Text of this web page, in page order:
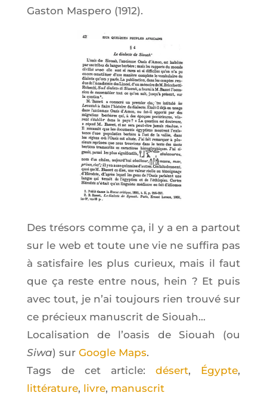
Gas­ton Mas­pe­ro (1912).
Des tré­sors comme ça, il y a en a par­tout
sur le web et toute une vie ne suf­fi­ra pas
à satis­faire les plus curieux, mais il faut
que ça reste entre nous, hein ? Et puis
avec tout, je n’ai tou­jours rien trou­vé sur
ce pré­cieux manus­crit de Siouah…
Loca­li­sa­tion de l’oa­sis de Siouah (ou
Siwa) sur Google Maps.
Tags de cet article:désert, Égypte,
littérature, livre, manuscrit